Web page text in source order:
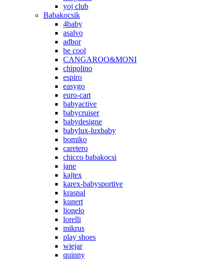
yoj club
Babakocsik
4baby
asalvo
adbor
be cool
CANGAROO&MONI
chipolino
espiro
easygo
euro-cart
babyactive
babycruiser
babydesigne
babylux-luxbaby
bomiko
caretero
chicco babakocsi
jane
kajtex
karex-babysportive
krasnal
kunert
lionelo
lorelli
mikrus
play shoes
wiejar
quinny